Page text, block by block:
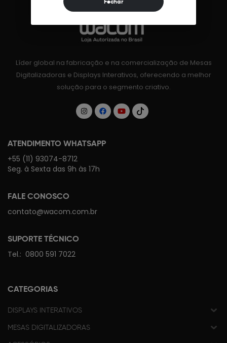
Líder global na fabricação e na comercialização de Mesas
Digitalizadoras e Displays Interativos, oferecendo a melhor
solução para o segmento criativo.
ATENDIMENTO WHATSAPP
+55 (11) 93074-8712
Seg. à Sexta das 9h às 17h
FALE CONOSCO
contato@wacom.com.br
SUPORTE TÉCNICO
Tel.: 0800 591 7022
CATEGORIAS
DISPLAYS INTERATIVOS
MESAS DIGITALIZADORAS